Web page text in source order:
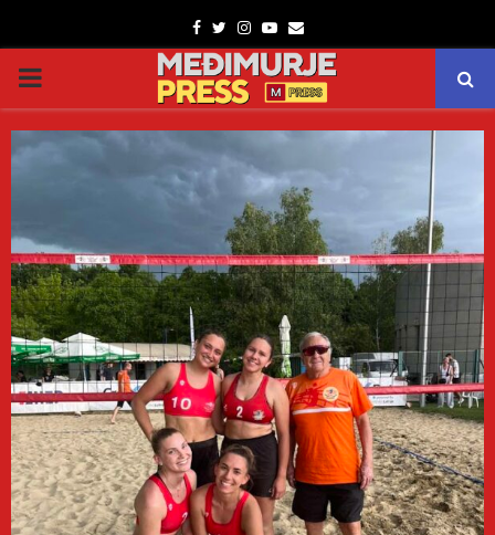
Facebook
TwitterInstagram
Youtube
Email
PRIMARY
MENU